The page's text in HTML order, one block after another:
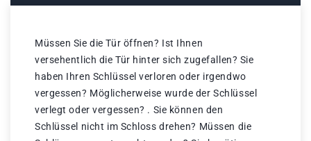
Müssen Sie die Tür öffnen? Ist Ihnen
versehentlich die Tür hinter sich zugefallen? Sie
haben Ihren Schlüssel verloren oder irgendwo
vergessen? Möglicherweise wurde der Schlüssel
verlegt oder vergessen? . Sie können den
Schlüssel nicht im Schloss drehen? Müssen die